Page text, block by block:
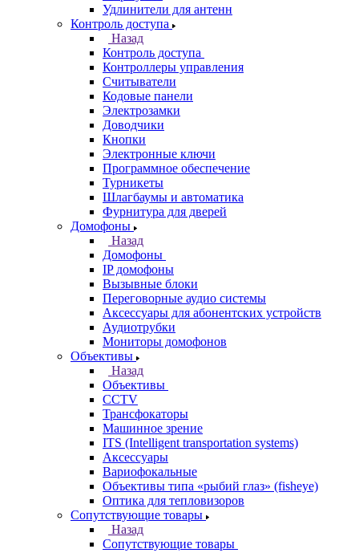
Удлинители для антенн
Контроль доступа
Назад
Контроль доступа
Контроллеры управления
Считыватели
Кодовые панели
Электрозамки
Доводчики
Кнопки
Электронные ключи
Программное обеспечение
Турникеты
Шлагбаумы и автоматика
Фурнитура для дверей
Домофоны
Назад
Домофоны
IP домофоны
Вызывные блоки
Переговорные аудио системы
Аксессуары для абонентских устройств
Аудиотрубки
Мониторы домофонов
Объективы
Назад
Объективы
CCTV
Трансфокаторы
Машинное зрение
ITS (Intelligent transportation systems)
Аксессуары
Вариофокальные
Объективы типа «рыбий глаз» (fisheye)
Оптика для тепловизоров
Сопутствующие товары
Назад
Сопутствующие товары